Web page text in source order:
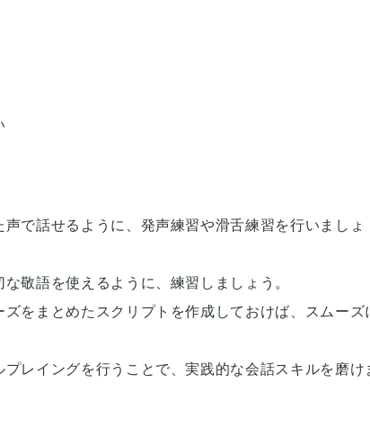
で話せるように、発声練習や滑舌練習を行いましょ
敬語を使えるように、練習しましょう。
をまとめたスクリプトを作成しておけば、スムーズ
レイングを行うことで、実践的な会話スキルを磨け